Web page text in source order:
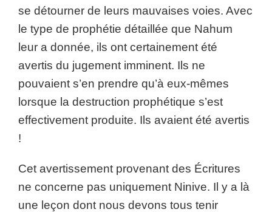
se détourner de leurs mauvaises voies. Avec
le type de prophétie détaillée que Nahum
leur a donnée, ils ont certainement été
avertis du jugement imminent. Ils ne
pouvaient s’en prendre qu’à eux-mêmes
lorsque la destruction prophétique s’est
effectivement produite. Ils avaient été avertis
!
Cet avertissement provenant des Écritures
ne concerne pas uniquement Ninive. Il y a là
une leçon dont nous devons tous tenir